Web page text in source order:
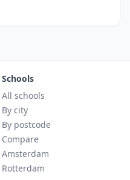
Schools
All schools
By city
By postcode
Compare
Amsterdam
Rotterdam